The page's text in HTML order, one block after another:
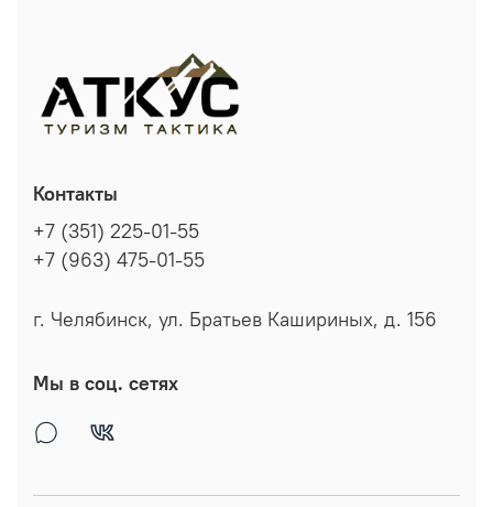
Контакты
+7 (351) 225-01-55
+7 (963) 475-01-55
г. Челябинск, ул. Братьев Кашириных, д. 156
Мы в соц. сетях